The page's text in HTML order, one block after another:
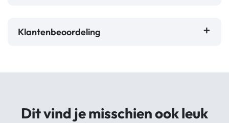
Klantenbeoordeling
Dit vind je misschien ook leuk